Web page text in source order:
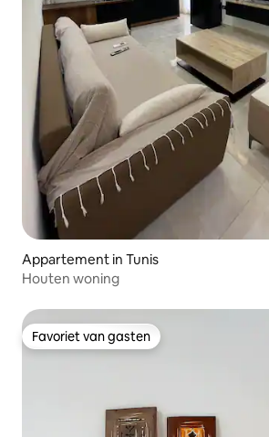
Appartement in Tunis
Houten woning
Favoriet van gasten
Favoriet van gasten